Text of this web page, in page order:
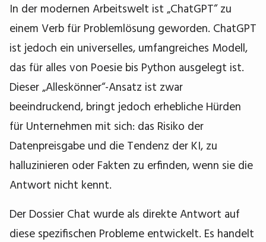
In der modernen Arbeitswelt ist „ChatGPT“ zu
einem Verb für Problemlösung geworden. ChatGPT
ist jedoch ein universelles, umfangreiches Modell,
das für alles von Poesie bis Python ausgelegt ist.
Dieser „Alleskönner“-Ansatz ist zwar
beeindruckend, bringt jedoch erhebliche Hürden
für Unternehmen mit sich: das Risiko der
Datenpreisgabe und die Tendenz der KI, zu
halluzinieren oder Fakten zu erfinden, wenn sie die
Antwort nicht kennt.
Der Dossier Chat wurde als direkte Antwort auf
diese spezifischen Probleme entwickelt. Es handelt